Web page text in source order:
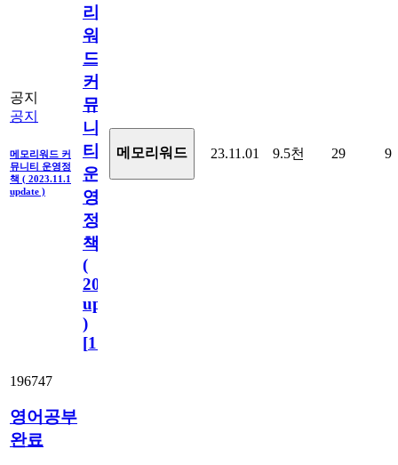
공지
공지
메모리워드 커
뮤니티 운영정
책 ( 2023.11.1
update )
리
워
드
커
뮤
니
티
운
영
정
책
(
2023.11.1
update
)
[110
메모리워드 23.11.01 9.5천 29 9
196747
영어공부
완료